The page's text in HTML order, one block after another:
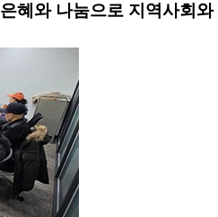
은혜와 나눔으로 지역사회